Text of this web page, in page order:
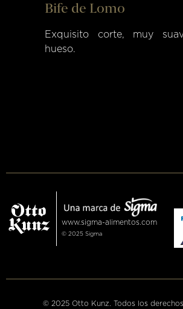
Bife de Lomo
Exquisito corte, muy
hueso.
www.sigma-alimentos.com
© 2025 Sigma
© 2025 Otto Kunz. Todos los